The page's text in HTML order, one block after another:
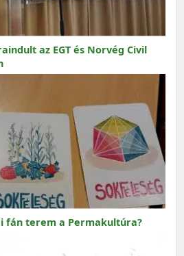
az EGT és Norvég Civil
fán terem a Permakultúra?